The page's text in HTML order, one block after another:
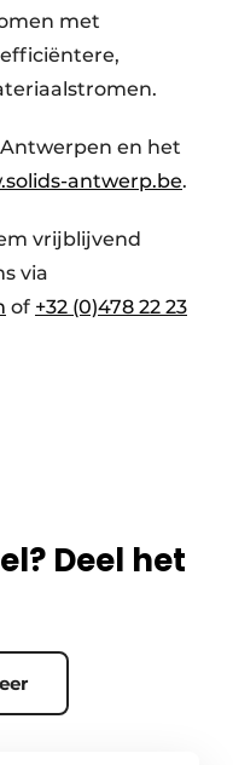
met
en het
antwerp.be.
vrijblijvend
via
of +32 (0)478 22 23
Deel het